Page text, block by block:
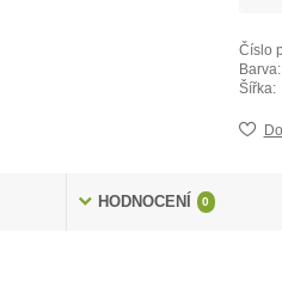
Číslo
Barva:
Šířka:
HODNOCENÍ 0